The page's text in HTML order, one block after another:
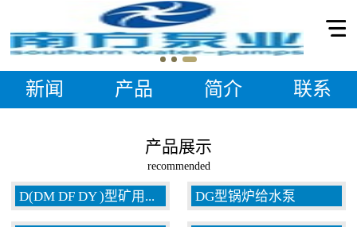
新闻 产品 简介 联系
产品展示
recommended
D(DM DF DY )型矿用... DG型锅炉给水泵